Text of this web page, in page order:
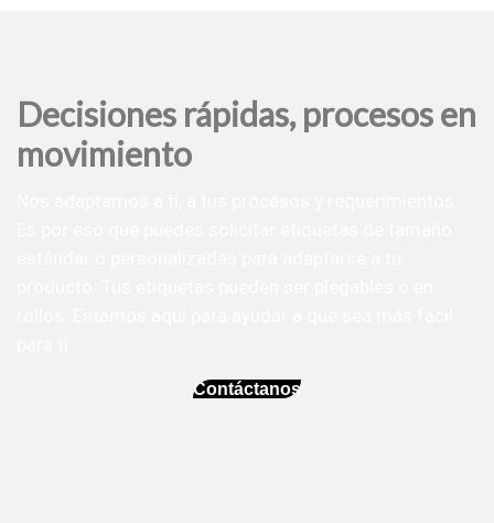
Decisiones rápidas, procesos en
movimiento
Contáctanos